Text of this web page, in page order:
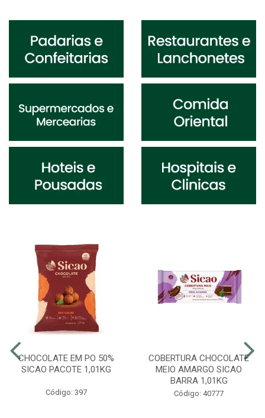
CHOCOLATE EM PO 50%
SICAO PACOTE 1,01KG
Código: 397
COBERTURA CHOCOLATE
MEIO AMARGO SICAO
BARRA 1,01KG
Código: 40777